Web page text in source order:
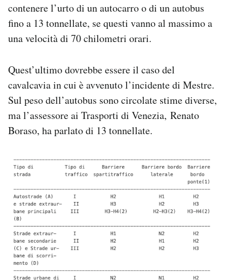
contenere l’urto di un autocarro o di un autobus
fino a 13 tonnellate, se questi vanno al massimo a
una velocità di 70 chilometri orari.
Quest’ultimo dovrebbe essere il caso del
cavalcavia in cui è avvenuto l’incidente di Mestre.
Sul peso dell’autobus sono circolate stime diverse,
ma l’assessore ai Trasporti di Venezia, Renato
Boraso, ha parlato di 13 tonnellate.